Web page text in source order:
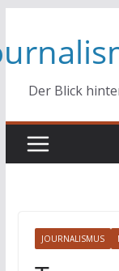
springen
Der Blick
JOURNALISMUS